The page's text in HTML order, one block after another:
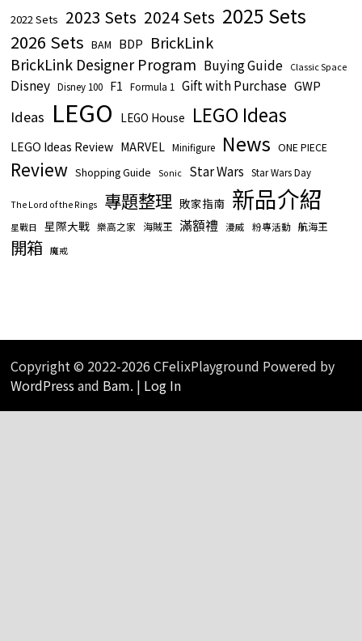
2022 Sets 2023 Sets 2024 Sets 2025 Sets
2026 Sets BAM BDP BrickLink
BrickLink Designer Program Buying Guide Classic Space
Disney Disney 100 F1 Formula 1 Gift with Purchase GWP
Ideas LEGO LEGO House LEGO Ideas
LEGO Ideas Review MARVEL Minifigure News ONE PIECE
Review Shopping Guide Sonic Star Wars Star Wars Day
The Lord of the Rings 專題整理 敗家指南 新品介紹
星戰日 星際大戰 樂高之家 海賊王 滿額禮 漫威 粉專活動 航海王
開箱 魔戒
Copyright © 2022-2026 CFelixPlayground Powered by
WordPressand Bam. | Log In